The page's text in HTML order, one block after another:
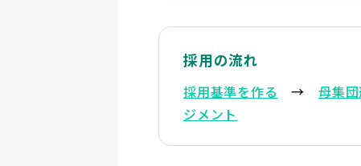
採用の流れ
採用基準を作る →母集
ジメント